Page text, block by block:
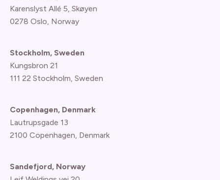
Karenslyst Allé 5, Skøyen
0278 Oslo, Norway
Stockholm, Sweden
Kungsbron 21
111 22 Stockholm, Sweden
Copenhagen, Denmark
Lautrupsgade 13
2100 Copenhagen, Denmark
Sandefjord, Norway